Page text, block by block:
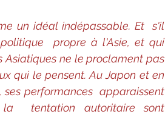
un idéal indépassable. Et  s'il
propre à l'Asie, et qui
Asiatiques ne le proclament pas
qui le pensent. Au Japon et en
performances  apparaissent
la  tentation autoritaire sont